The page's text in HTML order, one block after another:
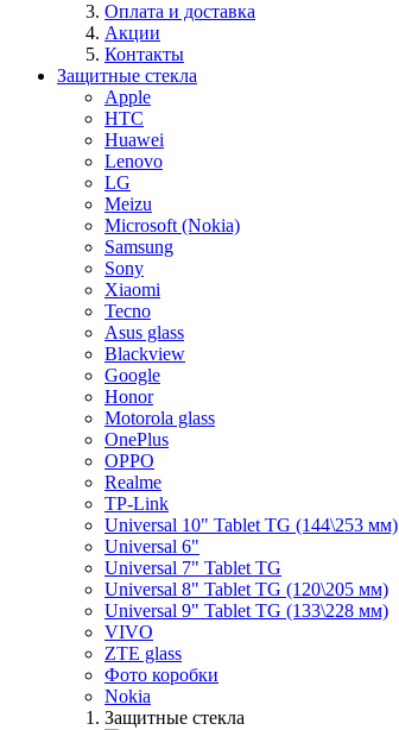
Оплата и доставка
Акции
Контакты
Защитные стекла
Apple
HTC
Huawei
Lenovo
LG
Meizu
Microsoft (Nokia)
Samsung
Sony
Xiaomi
Tecno
Asus glass
Blackview
Google
Honor
Motorola glass
OnePlus
OPPO
Realme
TP-Link
Universal 10" Tablet TG (144\253 мм)
Universal 6"
Universal 7" Tablet TG
Universal 8" Tablet TG (120\205 мм)
Universal 9" Tablet TG (133\228 мм)
VIVO
ZTE glass
Фото коробки
Nokia
Защитные стекла